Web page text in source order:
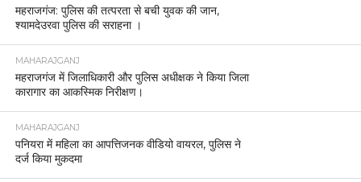
महराजगंज: पुलिस की तत्परता से बची युवक की जान,
श्यामदेउरवा पुलिस की सराहना ।
MAHARAJGANJ
महराजगंज में जिलाधिकारी और पुलिस अधीक्षक ने किया जिला
कारागार का आकस्मिक निरीक्षण।
MAHARAJGANJ
पनियरा में महिला का आपत्तिजनक वीडियो वायरल, पुलिस ने
दर्ज किया मुकदमा